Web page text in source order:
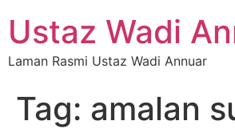
Ustaz Wadi
Laman Rasmi Ustaz Wadi Annuar
Tag: amalan